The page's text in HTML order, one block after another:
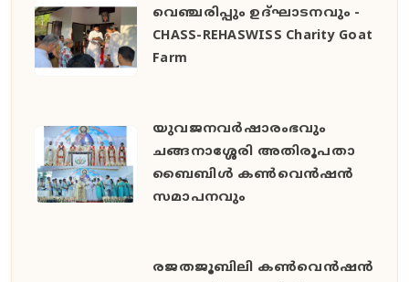
വെഞ്ചരിപ്പും ഉദ്ഘാടനവും -
CHASS-REHASWISS Charity Goat
Farm
യുവജനവർഷാരംഭവും
ചങ്ങനാശ്ശേരി അതിരൂപതാ
ബൈബിൾ കൺവെൻഷൻ
സമാപനവും
രജതജൂബിലി കൺവെൻഷൻ